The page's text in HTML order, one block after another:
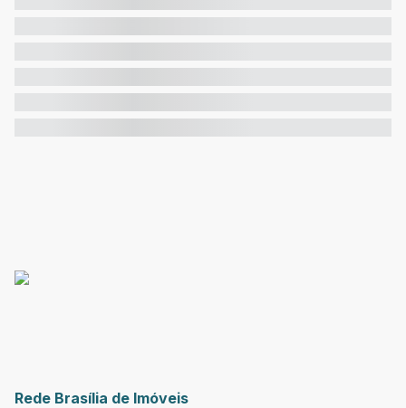
Rede Brasília de Imóveis